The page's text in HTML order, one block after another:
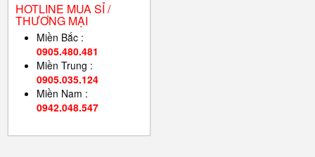
HOTLINE MUA SỈ /
THƯƠNG MẠI
Miền Bắc :
0905.480.481
Miền Trung :
0905.035.124
Miền Nam :
0942.048.547